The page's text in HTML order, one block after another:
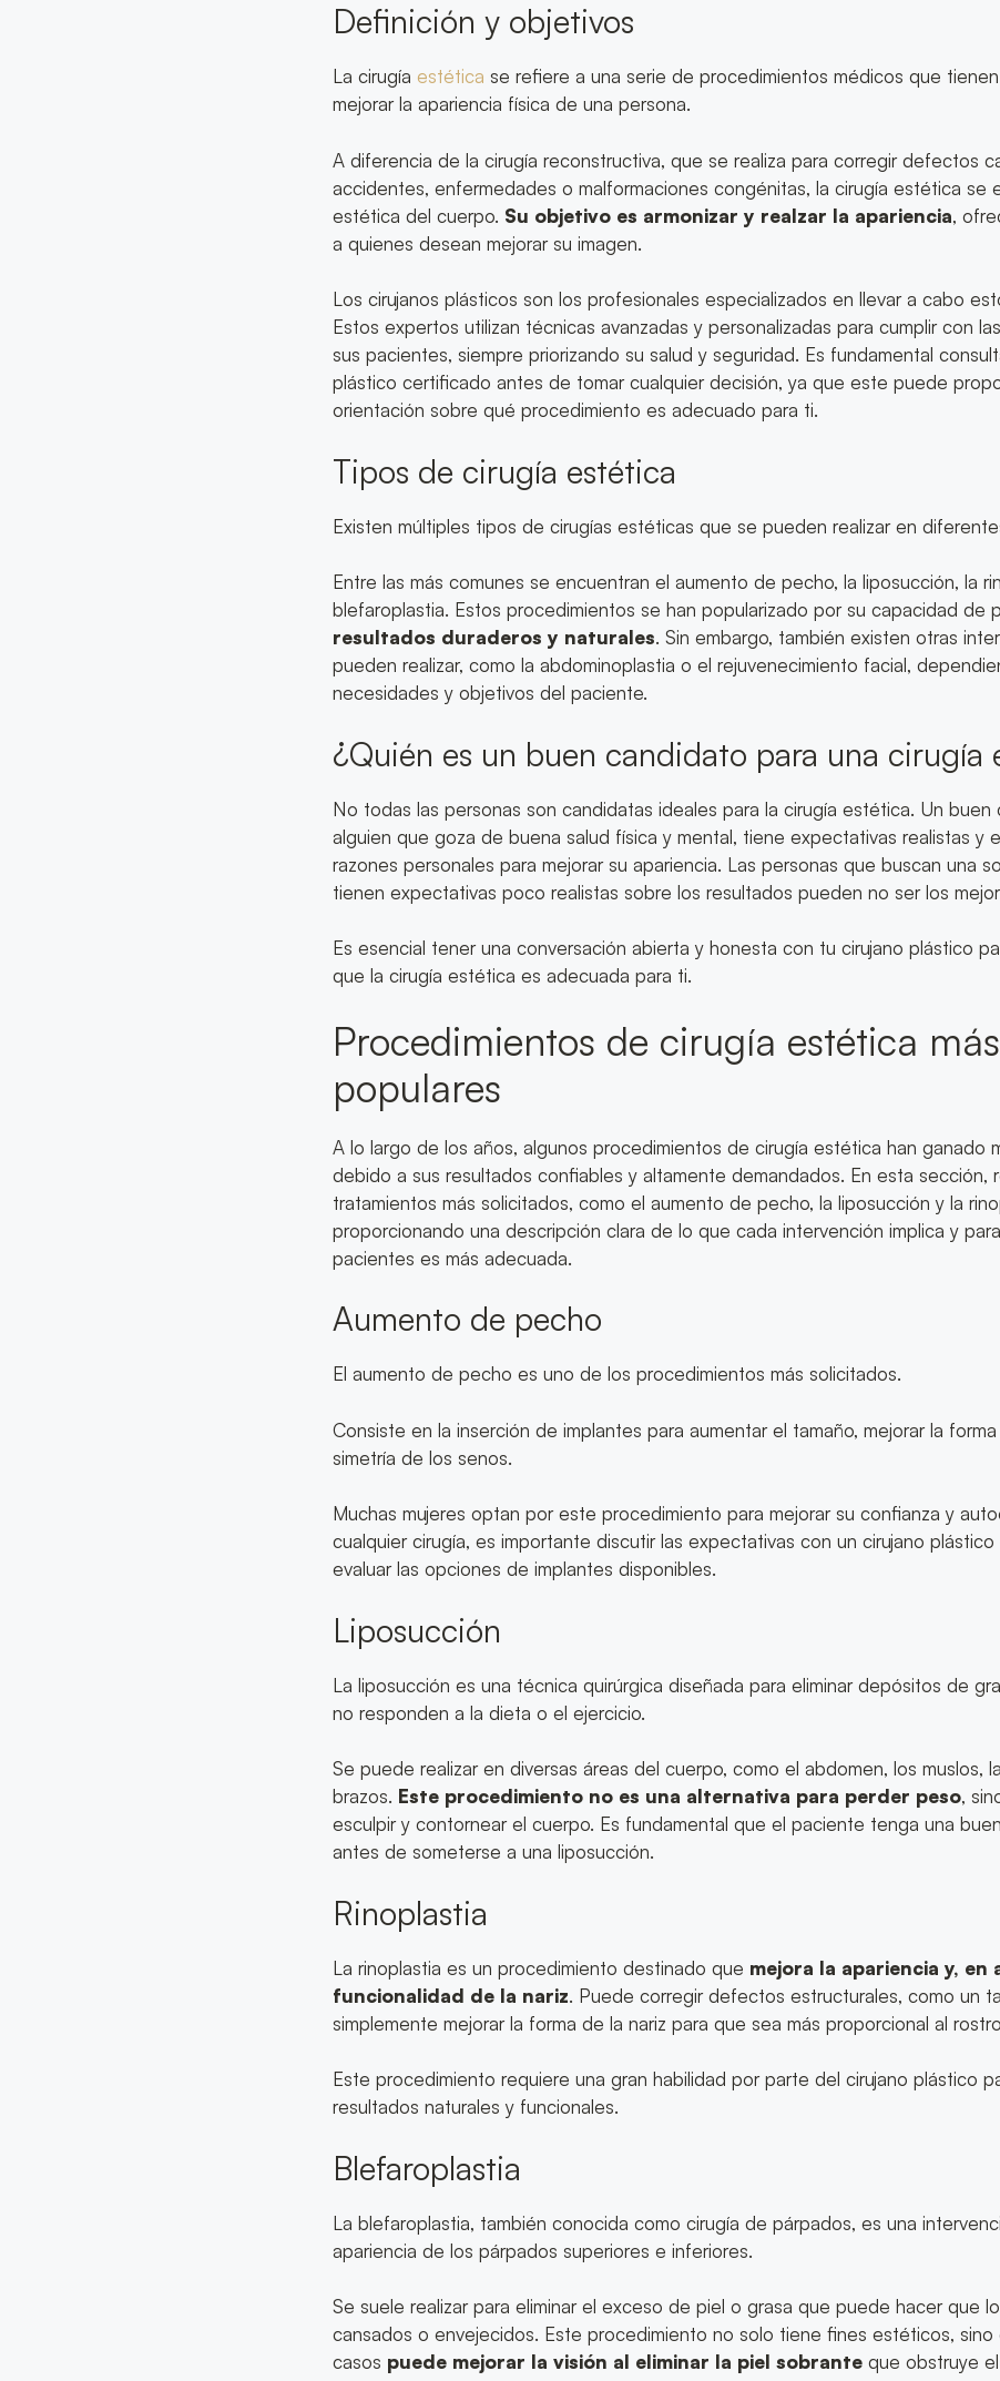
Definición y objetivos
La cirugía estética se refiere a una serie de procedimientos médicos que
mejorar la apariencia física de una persona.
A diferencia de la cirugía reconstructiva, que se realiza para corregir defectos
accidentes, enfermedades o malformaciones congénitas, la cirugía estética se
estética del cuerpo. Su objetivo es armonizar y realzar la apariencia,
a quienes desean mejorar su imagen.
Los cirujanos plásticos son los profesionales especializados en llevar a cabo
Estos expertos utilizan técnicas avanzadas y personalizadas para cumplir con
sus pacientes, siempre priorizando su salud y seguridad. Es fundamental
plástico certificado antes de tomar cualquier decisión, ya que este puede
orientación sobre qué procedimiento es adecuado para ti.
Tipos de cirugía estética
Existen múltiples tipos de cirugías estéticas que se pueden realizar en
Entre las más comunes se encuentran el aumento de pecho, la liposucción, la
blefaroplastia. Estos procedimientos se han popularizado por su capacidad de
resultados duraderos y naturales. Sin embargo, también existen otras
pueden realizar, como la abdominoplastia o el rejuvenecimiento facial,
necesidades y objetivos del paciente.
¿Quién es un buen candidato para una cirugía
No todas las personas son candidatas ideales para la cirugía estética. Un buen
alguien que goza de buena salud física y mental, tiene expectativas realistas y
razones personales para mejorar su apariencia. Las personas que buscan una
tienen expectativas poco realistas sobre los resultados pueden no ser los
Es esencial tener una conversación abierta y honesta con tu cirujano plástico
que la cirugía estética es adecuada para ti.
Procedimientos de cirugía estética más
populares
A lo largo de los años, algunos procedimientos de cirugía estética han ganado
debido a sus resultados confiables y altamente demandados. En esta sección,
tratamientos más solicitados, como el aumento de pecho, la liposucción y la
proporcionando una descripción clara de lo que cada intervención implica y
pacientes es más adecuada.
Aumento de pecho
El aumento de pecho es uno de los procedimientos más solicitados.
Consiste en la inserción de implantes para aumentar el tamaño, mejorar la
simetría de los senos.
Muchas mujeres optan por este procedimiento para mejorar su confianza y
cualquier cirugía, es importante discutir las expectativas con un cirujano
evaluar las opciones de implantes disponibles.
Liposucción
La liposucción es una técnica quirúrgica diseñada para eliminar depósitos de
no responden a la dieta o el ejercicio.
Se puede realizar en diversas áreas del cuerpo, como el abdomen, los muslos,
brazos. Este procedimiento no es una alternativa para perder peso,
esculpir y contornear el cuerpo. Es fundamental que el paciente tenga una
antes de someterse a una liposucción.
Rinoplastia
La rinoplastia es un procedimiento destinado que mejora la apariencia y, en
funcionalidad de la nariz. Puede corregir defectos estructurales, como un
simplemente mejorar la forma de la nariz para que sea más proporcional al
Este procedimiento requiere una gran habilidad por parte del cirujano plástico
resultados naturales y funcionales.
Blefaroplastia
La blefaroplastia, también conocida como cirugía de párpados, es una
apariencia de los párpados superiores e inferiores.
Se suele realizar para eliminar el exceso de piel o grasa que puede hacer que
cansados o envejecidos. Este procedimiento no solo tiene fines estéticos, sino
casos puede mejorar la visión al eliminar la piel sobrante que obstruye